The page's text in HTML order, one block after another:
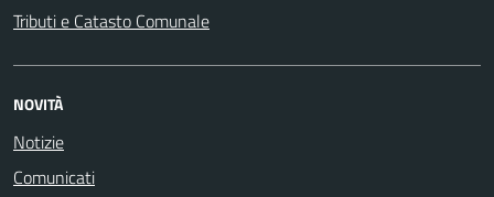
Tributi e Catasto Comunale
NOVITÀ
Notizie
Comunicati